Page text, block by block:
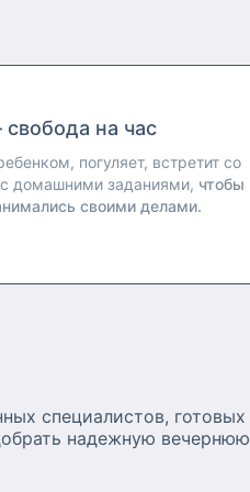
на час
погуляет, встретит со
домашними заданиями, чтобы
своими делами.
специалистов, готовых
надежную вечернюю